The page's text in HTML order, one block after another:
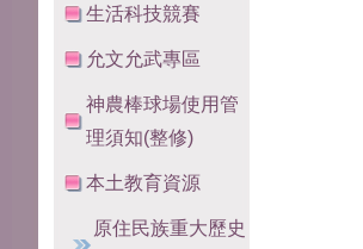
生活科技競賽
允文允武專區
神農棒球場使用管
理須知(整修)
本土教育資源
原住民族重大歷史